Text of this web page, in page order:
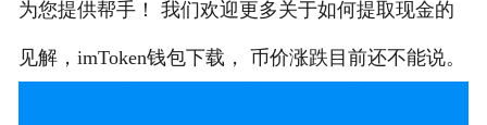
im苹果版
为您提供帮手！ 我们欢迎更多关于如何提取现金的
见解，imToken钱包下载， 币价涨跌目前还不能说。